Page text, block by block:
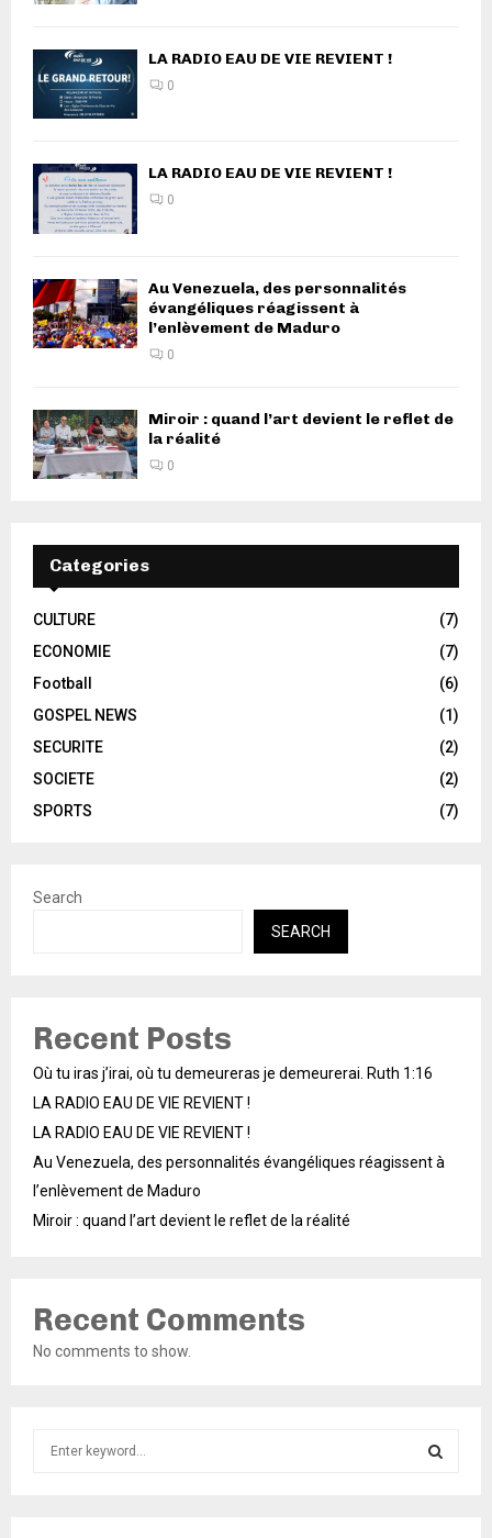
LA RADIO EAU DE VIE REVIENT !
0
LA RADIO EAU DE VIE REVIENT !
0
Au Venezuela, des personnalités
évangéliques réagissent à
l’enlèvement de Maduro
0
Miroir : quand l’art devient le reflet de
la réalité
0
Categories
CULTURE
(7)
ECONOMIE
(7)
Football
(6)
GOSPEL NEWS
(1)
SECURITE
(2)
SOCIETE
(2)
SPORTS
(7)
Search
SEARCH
Recent Posts
Où tu iras j’irai, où tu demeureras je demeurerai. Ruth 1:16
LA RADIO EAU DE VIE REVIENT !
LA RADIO EAU DE VIE REVIENT !
Au Venezuela, des personnalités évangéliques réagissent à
l’enlèvement de Maduro
Miroir : quand l’art devient le reflet de la réalité
Recent Comments
No comments to show.